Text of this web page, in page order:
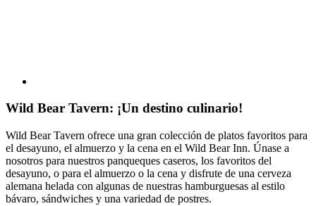
Wild Bear Tavern: ¡Un destino culinario!
Wild Bear Tavern ofrece una gran colección de platos favoritos para
el desayuno, el almuerzo y la cena en el Wild Bear Inn. Únase a
nosotros para nuestros panqueques caseros, los favoritos del
desayuno, o para el almuerzo o la cena y disfrute de una cerveza
alemana helada con algunas de nuestras hamburguesas al estilo
bávaro, sándwiches y una variedad de postres.